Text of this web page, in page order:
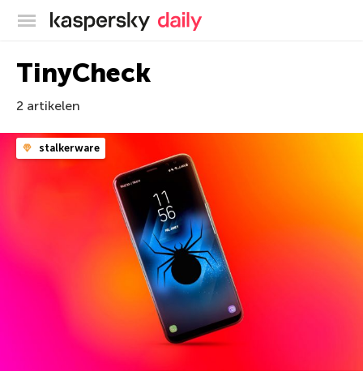
Kaspersky official blog
TinyCheck
2 artikelen
stalkerware